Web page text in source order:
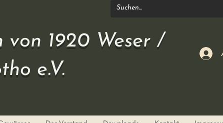
von 1920 Weser /
e.V.